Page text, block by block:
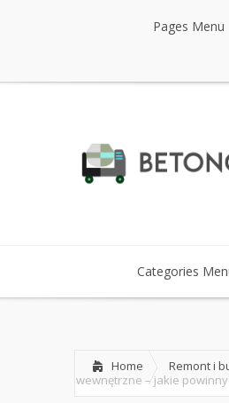
Pages Menu
Categories
Home Remont i
wewnętrzne – jakie powinny